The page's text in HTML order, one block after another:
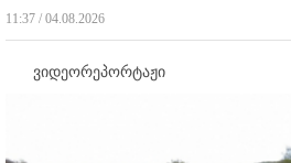
11:37 / 04.08.2026
ვიდეორეპორტაჟი